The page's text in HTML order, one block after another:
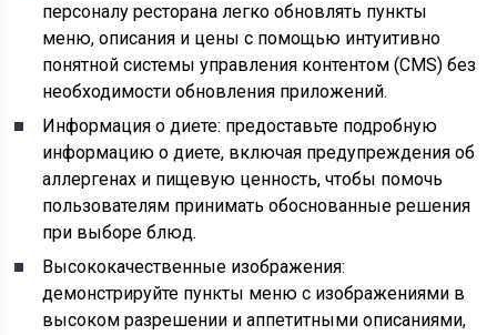
персоналу ресторана легко обновлять пункты
меню, описания и цены с помощью интуитивно
понятной системы управления контентом (CMS) без
необходимости обновления приложений.
Информация о диете: предоставьте подробную
информацию о диете, включая предупреждения об
аллергенах и пищевую ценность, чтобы помочь
пользователям принимать обоснованные решения
при выборе блюд.
Высококачественные изображения:
демонстрируйте пункты меню с изображениями в
высоком разрешении и аппетитными описаниями,